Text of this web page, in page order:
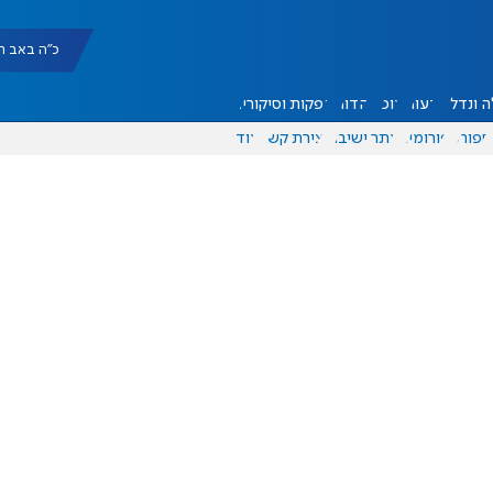
כ"ה באב תשפ"ו
ונדל"ן דעות אוכל יהדות הפקות וסיקורים
ספורט פורומים אתר ישיבה יצירת קשר עוד